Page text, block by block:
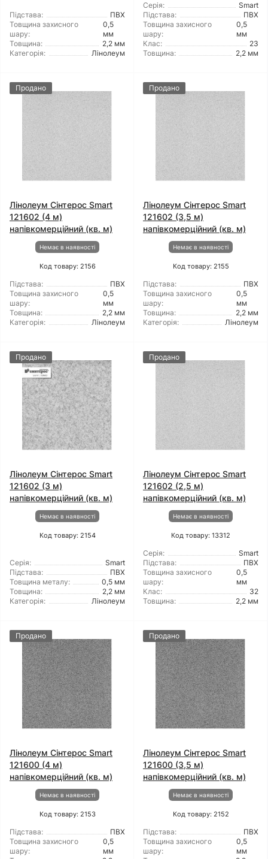
Підстава:
ПВХ
Товщина захисного
шару:
0,5
мм
Товщина:
2,2 мм
Категорія:
Лінолеум
Серія:
Smart
Підстава:
ПВХ
Товщина захисного
шару:
0,5
мм
Клас:
23
Товщина:
2,2 мм
Продано
Лінолеум Сінтерос Smart
121602 (4 м)
напівкомерційний (кв. м)
Немає в наявності
Код товару: 2156
Підстава:
ПВХ
Товщина захисного
шару:
0,5
мм
Товщина:
2,2 мм
Категорія:
Лінолеум
Продано
Лінолеум Сінтерос Smart
121602 (3,5 м)
напівкомерційний (кв. м)
Немає в наявності
Код товару: 2155
Підстава:
ПВХ
Товщина захисного
шару:
0,5
мм
Товщина:
2,2 мм
Категорія:
Лінолеум
Продано
Лінолеум Сінтерос Smart
121602 (3 м)
напівкомерційний (кв. м)
Немає в наявності
Код товару: 2154
Серія:
Smart
Підстава:
ПВХ
Товщина металу:
0,5 мм
Товщина:
2,2 мм
Категорія:
Лінолеум
Продано
Лінолеум Сінтерос Smart
121602 (2,5 м)
напівкомерційний (кв. м)
Немає в наявності
Код товару: 13312
Серія:
Smart
Підстава:
ПВХ
Товщина захисного
шару:
0,5
мм
Клас:
32
Товщина:
2,2 мм
Продано
Лінолеум Сінтерос Smart
121600 (4 м)
напівкомерційний (кв. м)
Немає в наявності
Код товару: 2153
Підстава:
ПВХ
Товщина захисного
шару:
0,5
мм
Продано
Лінолеум Сінтерос Smart
121600 (3,5 м)
напівкомерційний (кв. м)
Немає в наявності
Код товару: 2152
Підстава:
ПВХ
Товщина захисного
шару:
0,5
мм